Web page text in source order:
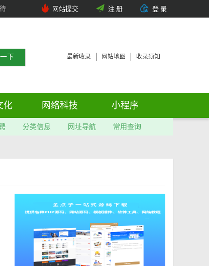
网站提交 注 册 登 录
最新收录 网站地图 收录须知
化 网络科技 小程序
分类信息 网址导航 常用查询